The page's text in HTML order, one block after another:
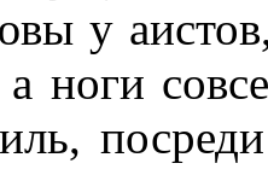
у
ноги